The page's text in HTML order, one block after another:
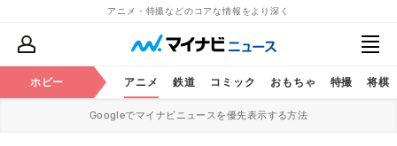
アニメ・特撮などのコアな情報をより深く
ホビー アニメ 鉄道 コミック おもちゃ 特撮 将棋
Googleでマイナビニュースを優先表示する方法